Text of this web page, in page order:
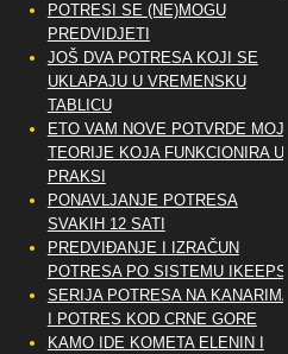
POTRESI SE (NE)MOGU
PREDVIDJETI
JOŠ DVA POTRESA KOJI SE
UKLAPAJU U VREMENSKU
TABLICU
ETO VAM NOVE POTVRDE MOJE
TEORIJE KOJA FUNKCIONIRA U
PRAKSI
PONAVLJANJE POTRESA
SVAKIH 12 SATI
PREDVIĐANJE I IZRAČUN
POTRESA PO SISTEMU IKEEPS
SERIJA POTRESA NA KANARIMA
I POTRES KOD CRNE GORE
KAMO IDE KOMETA ELENIN I